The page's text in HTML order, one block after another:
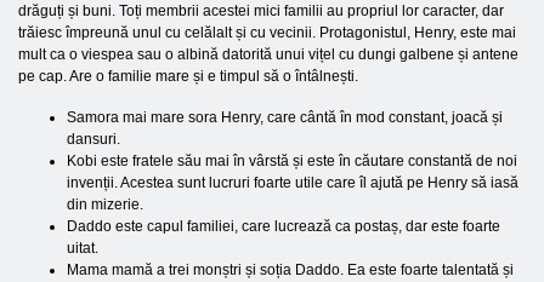
drăguți și buni. Toți membrii acestei mici familii au propriul lor caracter, dar
trăiesc împreună unul cu celălalt și cu vecinii. Protagonistul, Henry, este mai
mult ca o viespea sau o albină datorită unui vițel cu dungi galbene și antene
pe cap. Are o familie mare și e timpul să o întâlnești.
Samora mai mare sora Henry, care cântă în mod constant, joacă și
dansuri.
Kobi este fratele său mai în vârstă și este în căutare constantă de noi
invenții. Acestea sunt lucruri foarte utile care îl ajută pe Henry să iasă
din mizerie.
Daddo este capul familiei, care lucrează ca postaș, dar este foarte
uitat.
Mama mamă a trei monștri și soția Daddo. Ea este foarte talentată și